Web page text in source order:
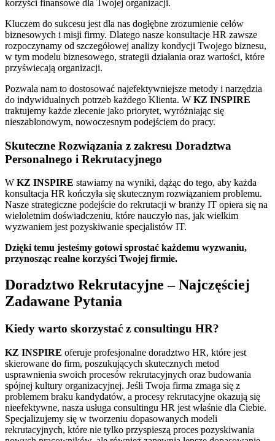
korzyści finansowe dla Twojej organizacji.
Kluczem do sukcesu jest dla nas dogłębne zrozumienie celów
biznesowych i misji firmy. Dlatego nasze konsultacje HR zawsze
rozpoczynamy od szczegółowej analizy kondycji Twojego biznesu,
w tym modelu biznesowego, strategii działania oraz wartości, które
przyświecają organizacji.
Pozwala nam to dostosować najefektywniejsze metody i narzędzia
do indywidualnych potrzeb każdego Klienta. W KZ INSPIRE
traktujemy każde zlecenie jako priorytet, wyróżniając się
nieszablonowym, nowoczesnym podejściem do pracy.
Skuteczne Rozwiązania z zakresu Doradztwa
Personalnego i Rekrutacyjnego
W KZ INSPIRE stawiamy na wyniki, dążąc do tego, aby każda
konsultacja HR kończyła się skutecznym rozwiązaniem problemu.
Nasze strategiczne podejście do rekrutacji w branży IT opiera się na
wieloletnim doświadczeniu, które nauczyło nas, jak wielkim
wyzwaniem jest pozyskiwanie specjalistów IT.
Dzięki temu jesteśmy gotowi sprostać każdemu wyzwaniu,
przynosząc realne korzyści Twojej firmie.
Doradztwo Rekrutacyjne – Najczęściej
Zadawane Pytania
Kiedy warto skorzystać z consultingu HR?
KZ INSPIRE oferuje profesjonalne doradztwo HR, które jest
skierowane do firm, poszukujących skutecznych metod
usprawnienia swoich procesów rekrutacyjnych oraz budowania
spójnej kultury organizacyjnej. Jeśli Twoja firma zmaga się z
problemem braku kandydatów, a procesy rekrutacyjne okazują się
nieefektywne, nasza usługa consultingu HR jest właśnie dla Ciebie.
Specjalizujemy się w tworzeniu dopasowanych modeli
rekrutacyjnych, które nie tylko przyspieszą proces pozyskiwania